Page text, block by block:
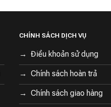
CHÍNH SÁCH DỊCH VỤ
Điều khoản sử dụng
Chính sách hoàn trả
Chính sách giao hàng